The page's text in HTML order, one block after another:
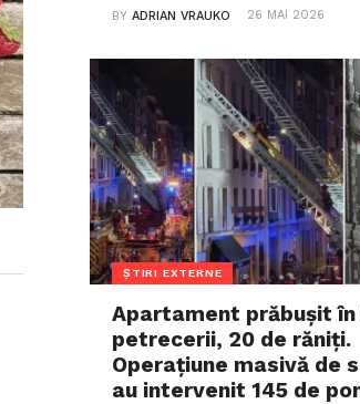
BYADRIAN VRAUKO 26 MAI 2026
ȘTIRI EXTERNE
Apartament prăbușit
petrecerii, 20 de răniți.
Operațiune masivă de
au intervenit 145 de